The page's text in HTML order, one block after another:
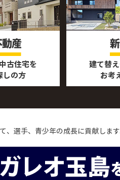
産
古住宅を
しの方
建て替
お考
、 選手、青少年の成長に貢献します